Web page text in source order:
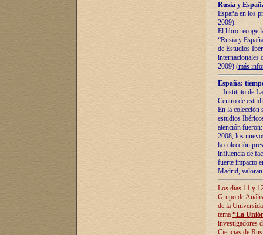
Rusia y
España en los
2009).
El libro recoge
“Rusia y
de Estudios
internacionales
2009) (más
España:
– Instituto de
Centro de
En la colección
estudios
atención
2008, los
la colección
influencia de
fuerte impacto
Madrid,
Los días 11 y
Grupo de
de la
tema “La
investigadores
Ciencias de